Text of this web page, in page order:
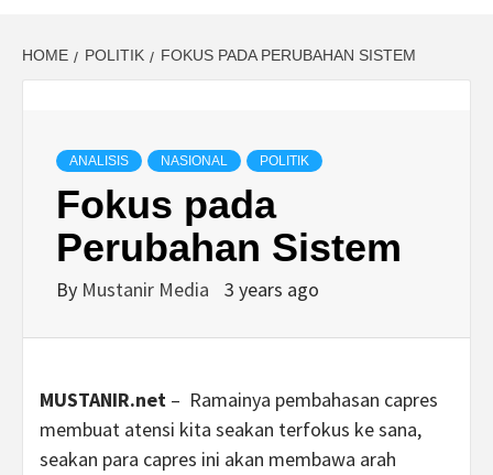
HOME POLITIK FOKUS PADA PERUBAHAN SISTEM
ANALISIS NASIONAL POLITIK
Fokus pada
Perubahan Sistem
By Mustanir Media 3 years ago
MUSTANIR.net – Ramainya pembahasan capres
membuat atensi kita seakan terfokus ke sana,
seakan para capres ini akan membawa arah